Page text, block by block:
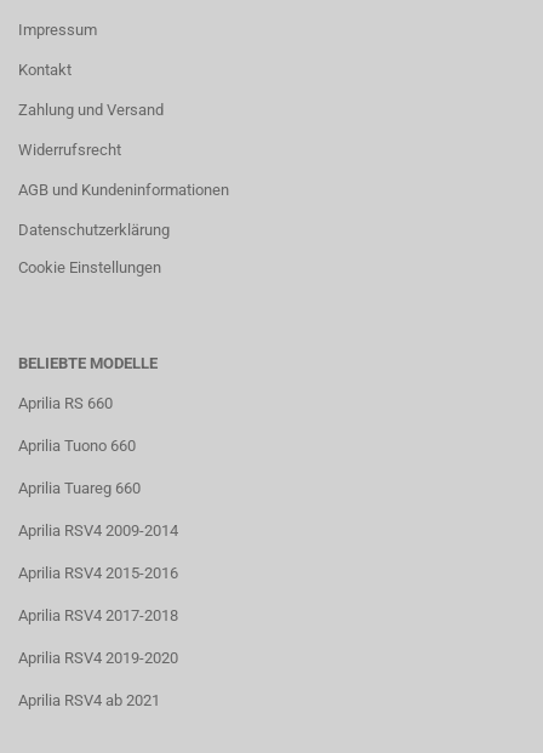
Impressum
Kontakt
Zahlung und Versand
Widerrufsrecht
AGB und Kundeninformationen
Datenschutzerklärung
Cookie Einstellungen
BELIEBTE MODELLE
Aprilia RS 660
Aprilia Tuono 660
Aprilia Tuareg 660
Aprilia RSV4 2009-2014
Aprilia RSV4 2015-2016
Aprilia RSV4 2017-2018
Aprilia RSV4 2019-2020
Aprilia RSV4 ab 2021